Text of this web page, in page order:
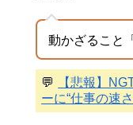
動かざること
💬
【悲報】
ーに“仕事の速